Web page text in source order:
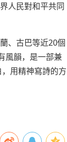
人民對和平共同
、古巴等近20個
風韻，是一部兼
用精神寫詩的方